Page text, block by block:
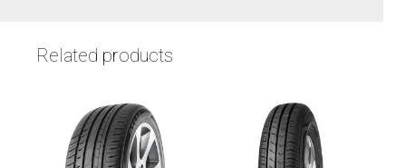
Related products